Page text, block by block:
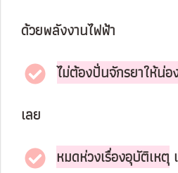
ด้วยพลังงานไฟฟ้า
ไม่ต้องปั่นจักรยาให้น่อ
เลย
หมดห่วงเรื่องอุบัติเหตุ